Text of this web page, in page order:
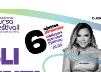
sanatın birleştirici